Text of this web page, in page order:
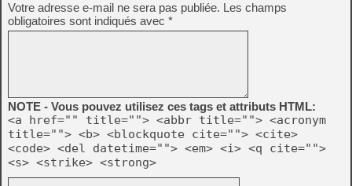
Votre adresse e-mail ne sera pas publiée. Les champs
obligatoires sont indiqués avec *
NOTE - Vous pouvez utilisez ces tags et attributs HTML:
<a href="" title=""> <abbr title=""> <acronym
title=""> <b> <blockquote cite=""> <cite>
<code> <del datetime=""> <em> <i> <q cite="">
<s> <strike> <strong>